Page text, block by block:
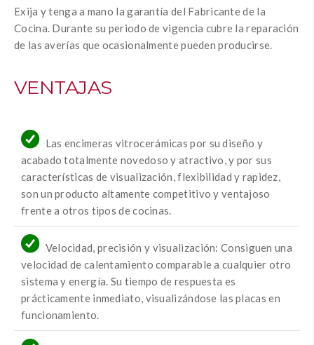
Exija y tenga a mano la garantía del Fabricante de la
Cocina. Durante su periodo de vigencia cubre la reparación
de las averías que ocasionalmente pueden producirse.
VENTAJAS
Las encimeras vitrocerámicas por su diseño y
acabado totalmente novedoso y atractivo, y por sus
características de visualización, flexibilidad y rapidez,
son un producto altamente competitivo y ventajoso
frente a otros tipos de cocinas.
Velocidad, precisión y visualización: Consiguen una
velocidad de calentamiento comparable a cualquier otro
sistema y energía. Su tiempo de respuesta es
prácticamente inmediato, visualizándose las placas en
funcionamiento.